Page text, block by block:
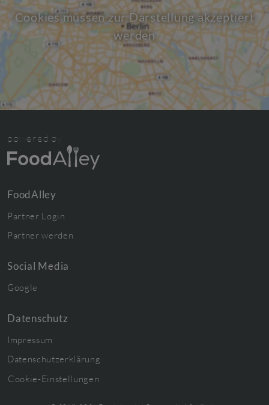
Cookies müssen zur Darstellung akzeptiert
werden
powered by
FoodAlley
Partner Login
Partner werden
Social Media
Google
Datenschutz
Impressum
Datenschutzerklärung
Cookie-Einstellungen